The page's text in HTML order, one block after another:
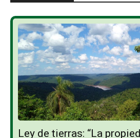
Ley de tierras: “La